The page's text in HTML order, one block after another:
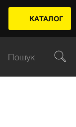
КАТАЛОГ